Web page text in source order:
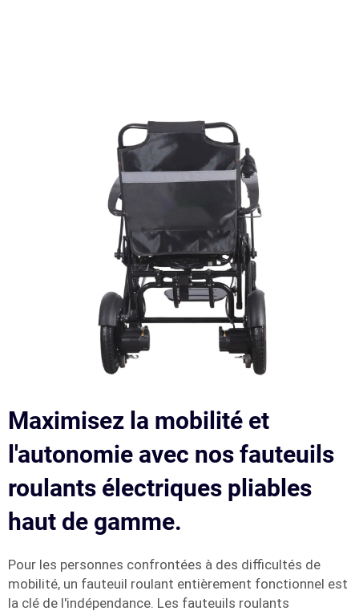
Maximisez la mobilité et
l'autonomie avec nos fauteuils
roulants électriques pliables
haut de gamme.
Pour les personnes confrontées à des difficultés de
mobilité, un fauteuil roulant entièrement fonctionnel est
la clé de l'indépendance. Les fauteuils roulants